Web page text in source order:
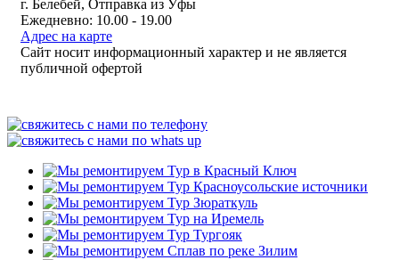
г. Белебей, Отправка из Уфы
Ежедневно: 10.00 - 19.00
Адрес на карте
Сайт носит информационный характер и не является
публичной офертой